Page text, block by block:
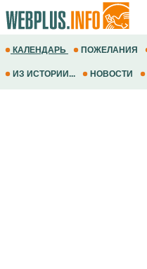
КАЛЕНДАРЬ ПОЖЕЛАНИЯ
ИЗ ИСТОРИИ... НОВОСТИ